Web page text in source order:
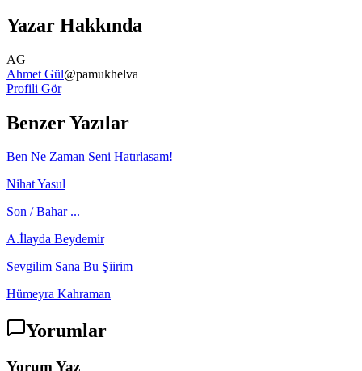
Yazar Hakkında
AG
Ahmet Gül@pamukhelva
Profili Gör
Benzer Yazılar
Ben Ne Zaman Seni Hatırlasam!
Nihat Yasul
Son / Bahar ...
A.İlayda Beydemir
Sevgilim Sana Bu Şiirim
Hümeyra Kahraman
Yorumlar
Yorum Yaz